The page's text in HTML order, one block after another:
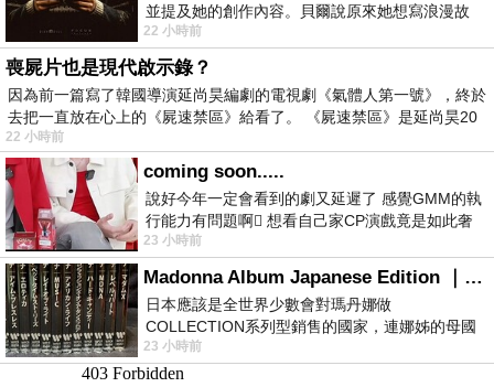
並提及她的創作內容。貝爾說原來她想寫浪漫故
事，妮琪回應：「不是浪漫故事，是愛情
22 小時前
喪屍片也是現代啟示錄？
因為前一篇寫了韓國導演延尚昊編劇的電視劇《氣體人第一號》，終於
去把一直放在心上的《屍速禁區》給看了。 《屍速禁區》是延尚昊20
22 小時前
coming soon.....
說好今年一定會看到的劇又延遲了 感覺GMM的執
行能力有問題啊🫩 想看自己家CP演戲竟是如此奢
侈的事 GMM你說看看啊😑 先把劇放
23 小時前
Madonna Album Japanese Edition ｜瑪丹娜專輯們2026年日本版重發系列
日本應該是全世界少數會對瑪丹娜做
COLLECTION系列型銷售的國家，連娜姊的母國
美國都沒對她這樣過，這全拜在他們到現在唱片
23 小時前